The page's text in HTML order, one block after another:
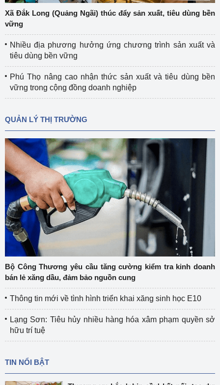
Xã Đắk Long (Quảng Ngãi) thúc đẩy sản xuất, tiêu dùng bền
vững
Nhiều địa phương hưởng ứng chương trình sản xuất và
tiêu dùng bền vững
Phú Thọ nâng cao nhận thức sản xuất và tiêu dùng bền
vững trong cộng đồng doanh nghiệp
QUẢN LÝ THỊ TRƯỜNG
Bộ Công Thương yêu cầu tăng cường kiểm tra kinh doanh
bán lẻ xăng dầu, đảm bảo nguồn cung
Thông tin mới về tình hình triển khai xăng sinh học E10
Lạng Sơn: Tiêu hủy nhiều hàng hóa xâm phạm quyền sở
hữu trí tuệ
TIN NỔI BẬT